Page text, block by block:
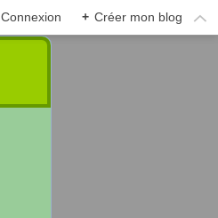
Connexion + Créer mon blog